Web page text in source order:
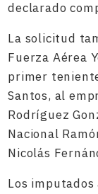
declarado
La solicitud
Fuerza Aérea
primer
Santos, al
Rodríguez
Nacional
Nicolás
Los